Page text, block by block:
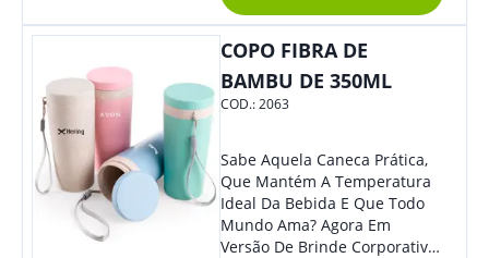
Ofereça A Seus Clientes E
Colaboradores, Sem Dúvidas
COPO FIBRA DE
BAMBU DE 350ML
COD.:2063
Sabe Aquela Caneca Prática,
Que Mantém A Temperatura
Ideal Da Bebida E Que Todo
Mundo Ama? Agora Em
Versão De Brinde Corporativo